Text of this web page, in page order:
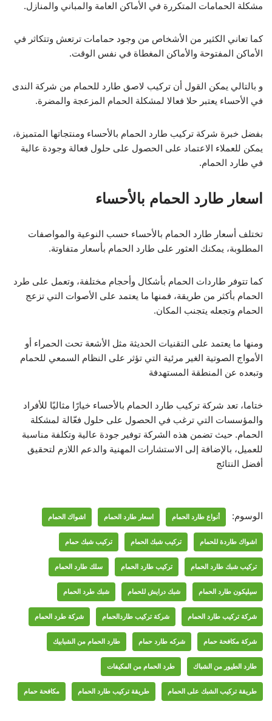
مشكلة الحمامات المتكررة في الأماكن العامة والمباني والمنازل.
كما تعاني الكثير من الأشخاص من وجود حمامات ترتعش وتتكاثر في
الأماكن المفتوحة والأماكن المغطاة في نفس الوقت.
و بالتالي يمكن القول أن تركيب لاصق طارد للحمام من شركة الندى
في الأحساء يعتبر حلا فعالا لمشكلة الحمام المزعجة والمضرة.
بفضل خبرة شركة تركيب طارد الحمام بالأحساء ومنتجاتها المتميزة،
يمكن للعملاء الاعتماد على الحصول على حلول فعالة وجودة عالية
في طارد الحمام.
اسعار طارد الحمام بالأحساء
تختلف أسعار طارد الحمام بالأحساء حسب النوعية والمواصفات
المطلوبة، يمكنك العثور على طارد الحمام بأسعار متفاوتة.
كما تتوفر طاردات الحمام بأشكال وأحجام مختلفة، وتعمل على طرد
الحمام بأكثر من طريقة، فمنها ما يعتمد على الأصوات التي تزعج
الحمام وتجعله يتجنب المكان.
ومنها ما يعتمد على التقنيات الحديثة مثل الأشعة تحت الحمراء أو
الأمواج الصوتية الغير مرئية التي تؤثر على النظام السمعي للحمام
وتبعده عن المنطقة المستهدفة
ختاما، تعد شركة تركيب طارد الحمام بالأحساء خيارًا مثاليًا للأفراد
والمؤسسات التي ترغب في الحصول على حلول فعّالة لمشكلة
الحمام. حيث تضمن هذه الشركة توفير جودة عالية وتكلفة مناسبة
للعميل، بالإضافة إلى الاستشارات المهنية والدعم اللازم لتحقيق
أفضل النتائج
الوسوم: أنواع طارد الحمام اسعار طارد الحمام اشواك الحمام
اشواك طاردة للحمام تركيب شبك الحمام تركيب شبك حمام
تركيب شبك طارد الحمام تركيب طارد الحمام سلك طارد الحمام
سيليكون طارد الحمام شبك درايش للحمام شبك طرد الحمام
شركة تركيب طارد الحمام شركة تركيب طاردالحمام شركة طرد الحمام
شركة مكافحة حمام شركه طارد حمام طارد الحمام من الشبابيك
طارد الطيور من الشباك طرد الحمام من المكيفات
طريقة تركيب الشبك على الحمام طريقة تركيب طارد الحمام مكافحة حمام